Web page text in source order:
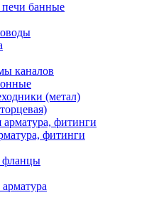
банные
каналов
(метал)
фитинги
фланцы